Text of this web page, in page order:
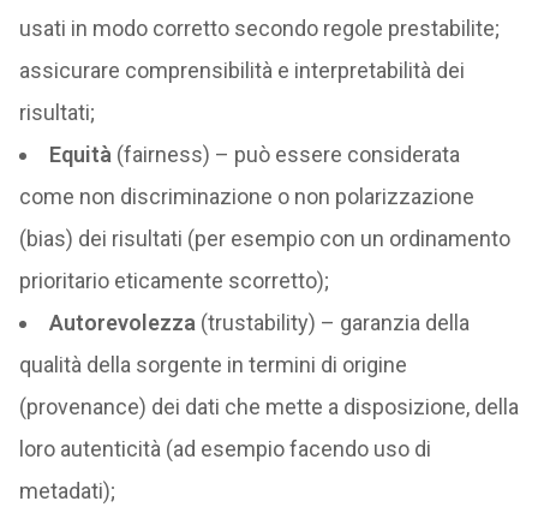
usati in modo corretto secondo regole prestabilite;
assicurare comprensibilità e interpretabilità dei
risultati;
Equità (fairness) – può essere considerata
come non discriminazione o non polarizzazione
(bias) dei risultati (per esempio con un ordinamento
prioritario eticamente scorretto);
Autorevolezza (trustability) – garanzia della
qualità della sorgente in termini di origine
(provenance) dei dati che mette a disposizione, della
loro autenticità (ad esempio facendo uso di
metadati);